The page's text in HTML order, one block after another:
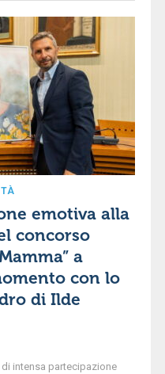
emotiva alla
concorso
a
con lo
di Ilde
di intensa partecipazione